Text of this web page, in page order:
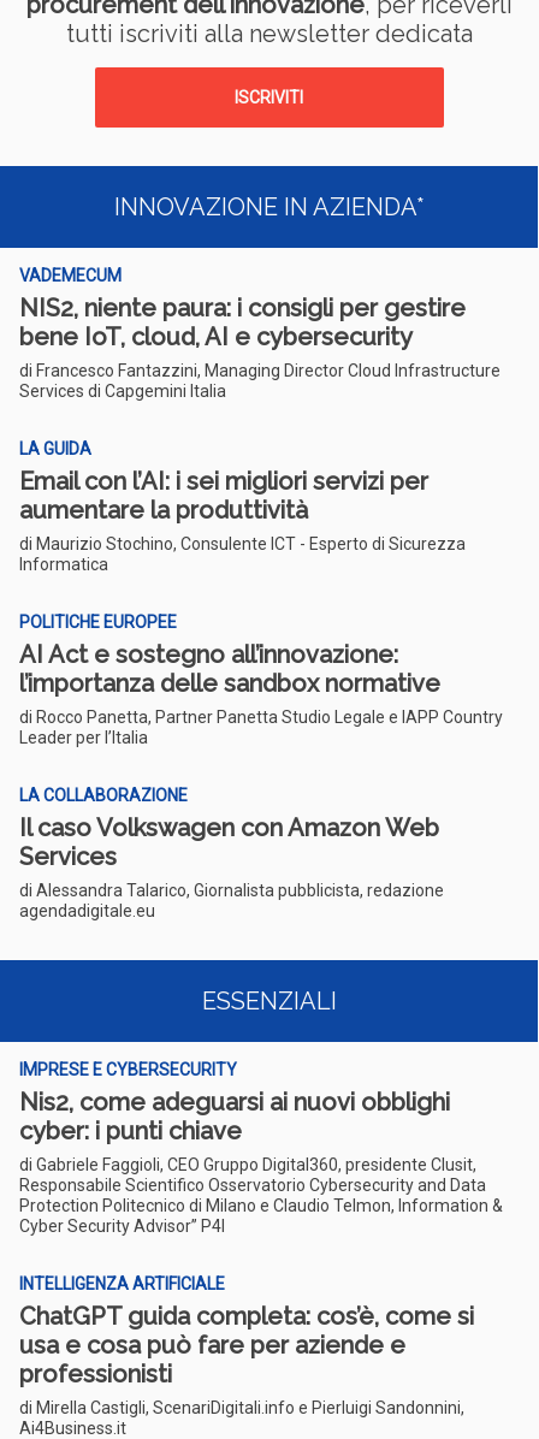
tutti iscriviti alla newsletter dedicata
ISCRIVITI
INNOVAZIONE IN AZIENDA*
VADEMECUM
NIS2, niente paura: i consigli per gestire
bene IoT, cloud, AI e cybersecurity
di Francesco Fantazzini, Managing Director Cloud Infrastructure
Services di Capgemini Italia
LA GUIDA
Email con l’AI: i sei migliori servizi per
aumentare la produttività
di Maurizio Stochino, Consulente ICT - Esperto di Sicurezza
Informatica
POLITICHE EUROPEE
AI Act e sostegno all’innovazione:
l’importanza delle sandbox normative
di Rocco Panetta, Partner Panetta Studio Legale e IAPP Country
Leader per l’Italia
LA COLLABORAZIONE
Il caso Volkswagen con Amazon Web
Services
di Alessandra Talarico, Giornalista pubblicista, redazione
agendadigitale.eu
ESSENZIALI
IMPRESE E CYBERSECURITY
Nis2, come adeguarsi ai nuovi obblighi
cyber: i punti chiave
di Gabriele Faggioli, CEO Gruppo Digital360, presidente Clusit,
Responsabile Scientifico Osservatorio Cybersecurity and Data
Protection Politecnico di Milano e Claudio Telmon, Information &
Cyber Security Advisor” P4I
INTELLIGENZA ARTIFICIALE
ChatGPT guida completa: cos’è, come si
usa e cosa può fare per aziende e
professionisti
di Mirella Castigli, ScenariDigitali.info e Pierluigi Sandonnini,
Ai4Business.it